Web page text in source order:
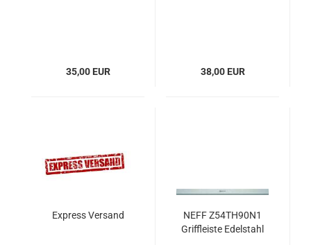
35,00 EUR 38,00 EUR
Express Versand
NEFF Z54TH90N1
Griffleiste Edelstahl